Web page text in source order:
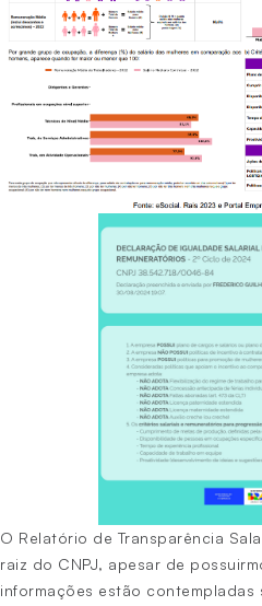
O Relatório de Transparência
raiz do CNPJ, apesar de
informações estão contempladas